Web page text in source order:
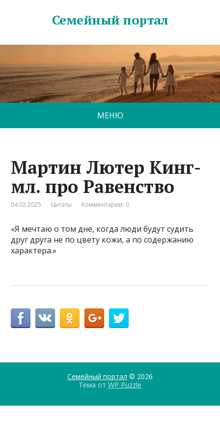
Семейный портал
МЕНЮ
Мартин Лютер Кинг-
мл. про Равенство
04.02.2025 Цитаты Комментарии: 0
«Я мечтаю о том дне, когда люди будут судить
друг друга не по цвету кожи, а по содержанию
характера.»
Семейный портал © 2026
Тема от WP Puzzle